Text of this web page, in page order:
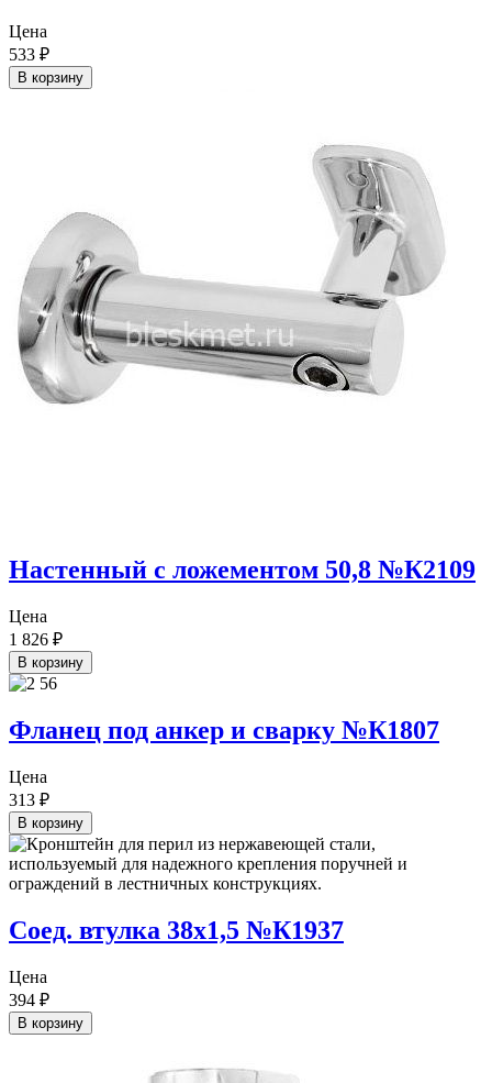
Цена
533 ₽
В корзину
Настенный с ложементом 50,8 №К2109
Цена
1 826 ₽
В корзину
Фланец под анкер и сварку №К1807
Цена
313 ₽
В корзину
Соед. втулка 38х1,5 №К1937
Цена
394 ₽
В корзину